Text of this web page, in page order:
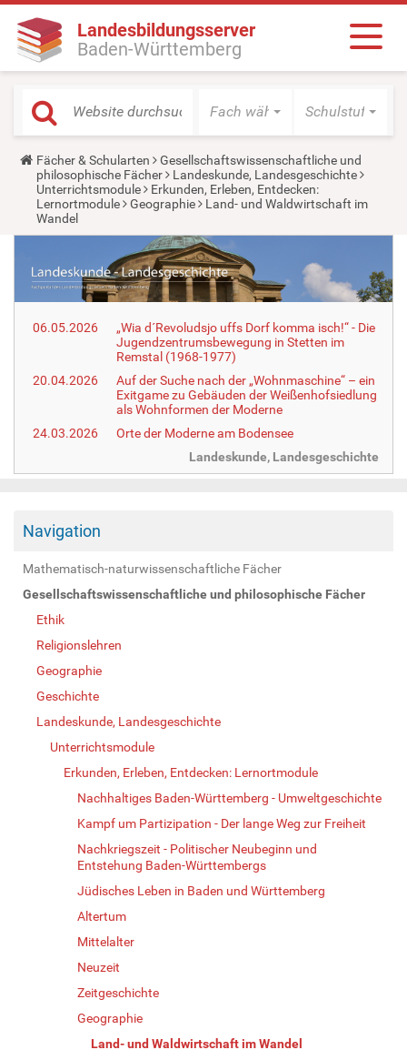
Landesbildungsserver
Baden-Württemberg
Fach wählen Schulstufe
Y
o
u
a
r
e
r
e
:
Fächer & Schularten
Gesellschaftswissenschaftliche und
philosophische Fächer
Landeskunde, Landesgeschichte
Unterrichtsmodule
Erkunden, Erleben, Entdecken:
Lernortmodule
Geographie
Land- und Waldwirtschaft im
Wandel
06.05.2026
„Wia d´Revoludsjo uffs Dorf komma isch!“ - Die
Jugendzentrumsbewegung in Stetten im
Remstal (1968-1977)
20.04.2026
Auf der Suche nach der „Wohnmaschine“ – ein
Exitgame zu Gebäuden der Weißenhofsiedlung
als Wohnformen der Moderne
24.03.2026
Orte der Moderne am Bodensee
Landeskunde, Landesgeschichte
Navigation
Mathematisch-naturwissenschaftliche Fächer
Gesellschaftswissenschaftliche und philosophische Fächer
Ethik
Religionslehren
Geographie
Geschichte
Landeskunde, Landesgeschichte
Unterrichtsmodule
Erkunden, Erleben, Entdecken: Lernortmodule
Nachhaltiges Baden-Württemberg - Umweltgeschichte
Kampf um Partizipation - Der lange Weg zur Freiheit
Nachkriegszeit - Politischer Neubeginn und
Entstehung Baden-Württembergs
Jüdisches Leben in Baden und Württemberg
Altertum
Mittelalter
Neuzeit
Zeitgeschichte
Geographie
Land- und Waldwirtschaft im Wandel